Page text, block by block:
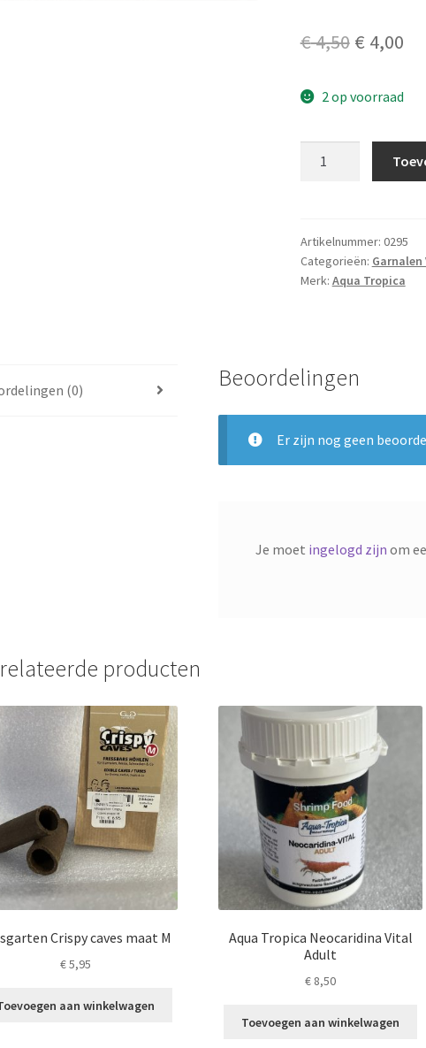
€4,50
was:
€ 4,50.
€ 4,00
is:
€
2 op voorraad
Nano
Mineralen
-
Artikelnummer: 0295
Categorieën: Garnalen
Merk: Aqua Tropica
(0) Beoordelingen
Er zijn nog geen
Je moet ingelogd zijn om
producten
Crispy caves maat M
€5,95
aan winkelwagen
Aqua Tropica Neocaridina Vital
Adult
€ 8,50
Toevoegen aan winkelwagen